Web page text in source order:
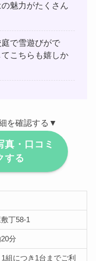
魅力がたくさん
庭で雪遊びがで
こちらも嬉しか
を確認する▼
真・口コミ
する
丁58-1
分
組につき1台までご利